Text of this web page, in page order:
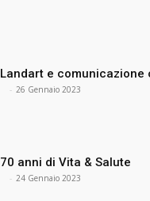
Landart e comunicazione
- 26 Gennaio 2023
70 anni di Vita & Salute
- 24 Gennaio 2023